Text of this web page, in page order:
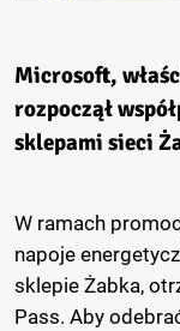
Microsoft,
rozpoczął
sklepami sieci
W ramach
napoje
sklepie Żabka,
Pass. Aby